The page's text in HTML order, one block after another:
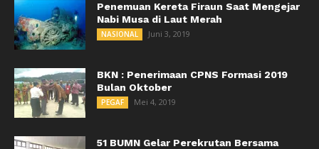
Penemuan Kereta Firaun Saat Mengejar
Nabi Musa di Laut Merah
NASIONAL Juni 3, 2019
BKN : Penerimaan CPNS Formasi 2019
Bulan Oktober
PEGAF Mei 4, 2019
51 BUMN Gelar Perekrutan Bersama